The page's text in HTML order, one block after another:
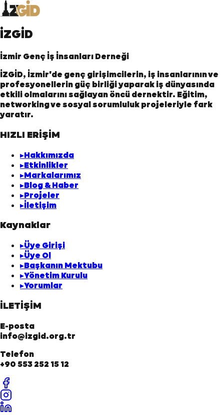
İZGİD
İzmir Genç İş İnsanları Derneği
İZGİD, İzmir'de genç girişimcilerin, iş insanlarının ve
profesyonellerin güç birliği yaparak iş dünyasında
etkili olmalarını sağlayan öncü dernektir. Eğitim,
networking ve sosyal sorumluluk projeleriyle fark
yaratır.
HIZLI ERİŞİM
▸Hakkımızda
▸Etkinlikler
▸Markalarımız
▸Blog & Haber
▸Projeler
▸İletişim
Kaynaklar
▸Üye Girişi
▸Üye Ol
▸Başkanın Mektubu
▸Yönetim Kurulu
▸Yorumlar
İLETİŞİM
E-posta
info@izgid.org.tr
Telefon
+90 553 252 15 12